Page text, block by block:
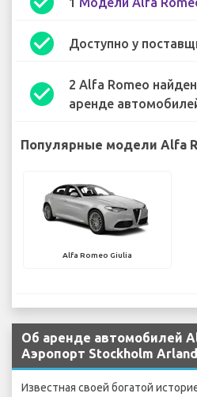
check_circle Доступно у
check_circle
2 Alfa Romeo
аренде
Популярные модели Alfa
Alfa Romeo Giulia
Об аренде автомобилей
Аэропорт Stockholm
Известная своей богатой